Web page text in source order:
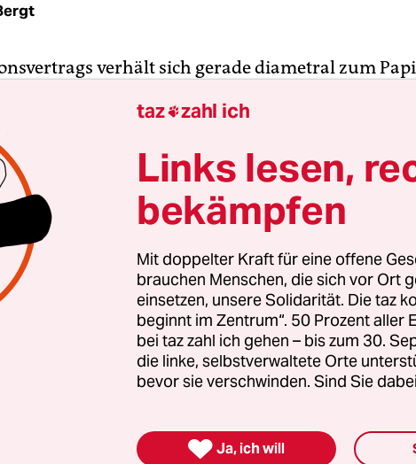
verhält sich gerade diametral zum
einmal nichts Schlimmes sein: Manchmal
Erkenntnisse zum Beispiel, dann
Pläne anzupassen. Manchmal ändern sich
nur vermeintlich. Und das ist gerade so bei der
meist als das gegenseitige Schaufel-über-
digitalem Weg verstanden. Fiktives Beispiel: Staat
in die Parlamentsverwaltung
B das Mobilfunknetz von A abschaltet.
sieht: Cyberangriff, das klingt nach virtuell und
betroffen sind oder Verwaltungen oder
taz zahl ich
Links lesen,
bekämpfen
Mit doppelter Kraft für eine offene
brauchen Menschen, die sich vor Ort
einsetzen, unsere Solidarität. Die taz
beginnt im Zentrum“. 50 Prozent aller
bei taz zahl ich gehen – bis zum 30.
die linke, selbstverwaltete Orte
bevor sie verschwinden. Sind Sie
 Ja, ich will